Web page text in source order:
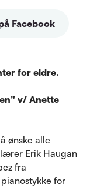
Facebook
for eldre.
v/ Anette
ønske alle
Erik Haugan
fra
for